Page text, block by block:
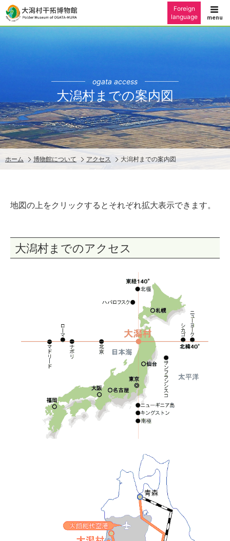
Foreign
language
ogata access
大潟村までの案内図
ホーム 博物館について アクセス 大潟村までの案内図
地図の上をクリックするとそれぞれ拡大表示できます。
大潟村までのアクセス